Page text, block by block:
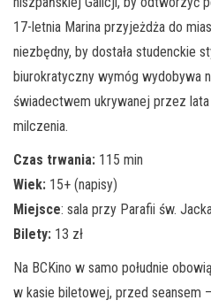
17-letnia Marina przyjeżdża do
niezbędny, by dostała studenckie
biurokratyczny wymóg wydobywa
świadectwem ukrywanej przez
milczenia.
Czas trwania: 115 min
Wiek: 15+ (napisy)
Miejsce: sala przy Parafii św.
Bilety: 13 zł
Na BCKino w samo południe
w kasie biletowej, przed seansem